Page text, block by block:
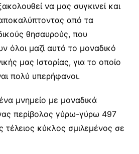
να μας συγκινεί και
από τα
θησαυρούς, που
όλοι μαζί αυτό το μοναδικό
μας Ιστορίας, για το οποίο
πολύ υπερήφανοι.
μνημείο με μοναδικά
περίβολος γύρω-γύρω 497
τέλειος κύκλος σμιλεμένος σε